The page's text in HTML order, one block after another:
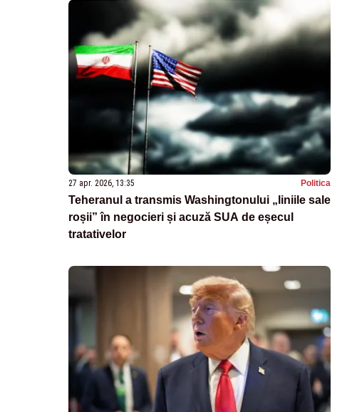
27 apr. 2026, 13:35 Politica
Teheranul a transmis Washingtonului „liniile sale
roșii” în negocieri și acuză SUA de eșecul
tratativelor